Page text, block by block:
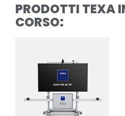
PRODOTTI TEXA
CORSO: